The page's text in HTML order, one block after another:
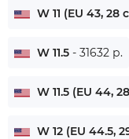
W 11 (EU 43, 28
W 11.5 - 31632 р.
W 11.5 (EU 44,
W 12 (EU 44.5,